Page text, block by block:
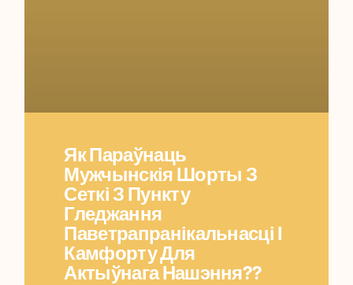
Як Параўнаць
Мужчынскія Шорты З
Сеткі З Пункту
Гледжання
Паветрапранікальнасці І
Камфорту Для
Актыўнага Нашэння??